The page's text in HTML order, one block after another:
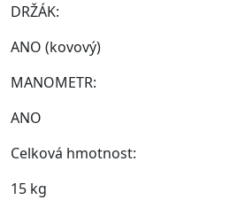
DRŽÁK:
ANO (kovový)
MANOMETR:
ANO
Celková hmotnost:
15 kg